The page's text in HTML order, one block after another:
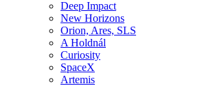
Deep Impact
New Horizons
Orion, Ares, SLS
A Holdnál
Curiosity
SpaceX
Artemis